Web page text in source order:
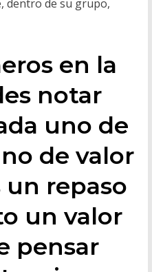
dentro de su grupo,
en la
notar
uno de
de valor
repaso
un valor
pensar